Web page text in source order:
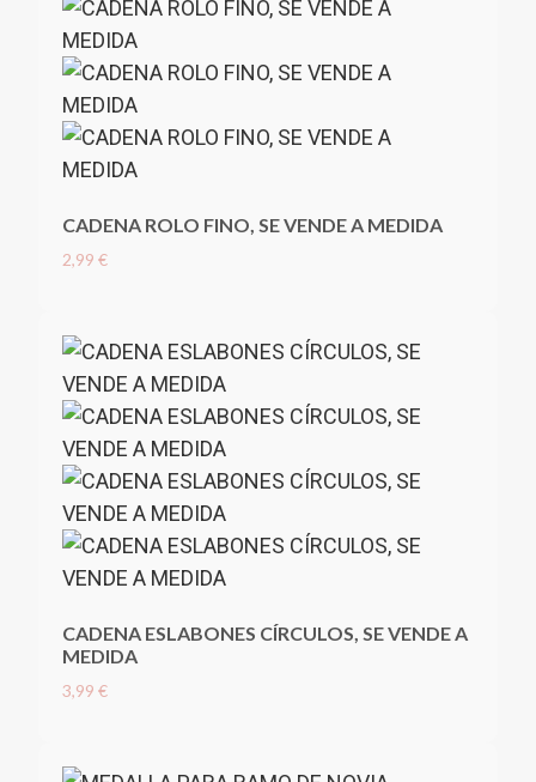
CADENA ROLO FINO, SE VENDE A MEDIDA
2,99 €
CADENA ESLABONES CÍRCULOS, SE VENDE A
MEDIDA
3,99 €